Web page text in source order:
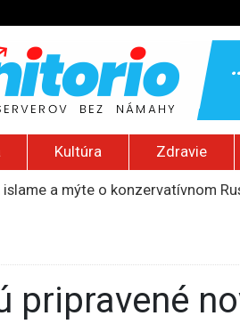
Kultúra Zdravie
a mýte o konzervatívnom
ktorých postihla blokáda